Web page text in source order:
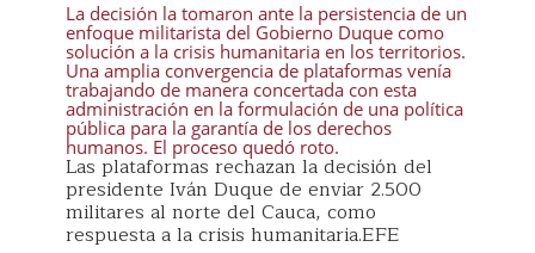
La decisión la tomaron ante la persistencia de un
enfoque militarista del Gobierno Duque como
solución a la crisis humanitaria en los territorios.
Una amplia convergencia de plataformas venía
trabajando de manera concertada con esta
administración en la formulación de una política
pública para la garantía de los derechos
humanos. El proceso quedó roto.
Las plataformas rechazan la decisión del
presidente Iván Duque de enviar 2.500
militares al norte del Cauca, como
respuesta a la crisis humanitaria.EFE